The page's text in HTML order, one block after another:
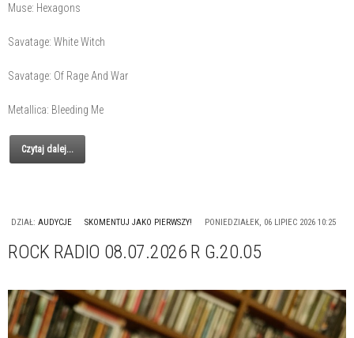
Muse: Hexagons
Savatage: White Witch
Savatage: Of Rage And War
Metallica: Bleeding Me
Czytaj dalej...
DZIAŁ: AUDYCJE SKOMENTUJ JAKO PIERWSZY! PONIEDZIAŁEK, 06 LIPIEC 2026 10:25
ROCK RADIO 08.07.2026 R G.20.05